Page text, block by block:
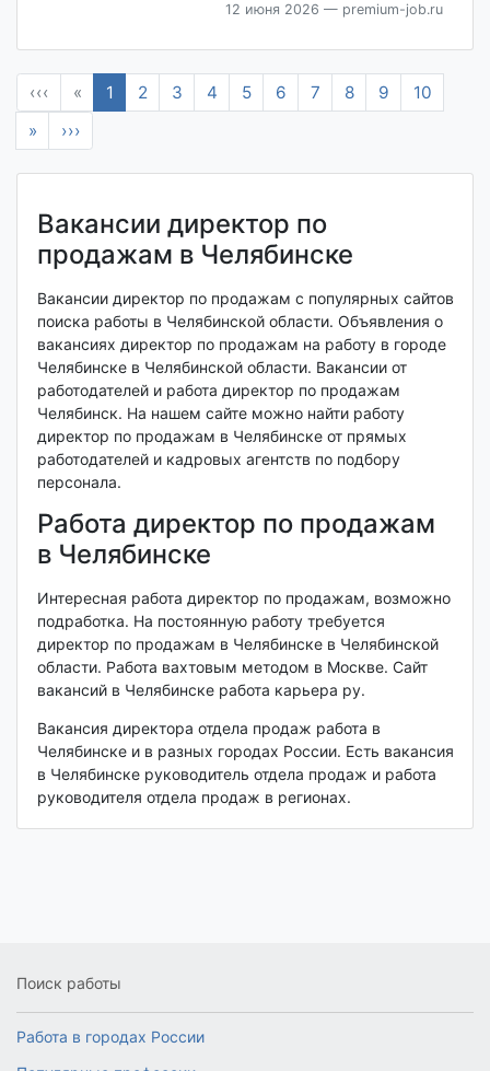
12 июня 2026 — premium-job.ru
‹‹‹ « 1 2 3 4 5 6 7 8 9
10
»
›››
Вакансии директор по
продажам в Челябинске
Вакансии директор по продажам с популярных сайтов
поиска работы в Челябинской области. Объявления о
вакансиях директор по продажам на работу в городе
Челябинске в Челябинской области. Вакансии от
работодателей и работа директор по продажам
Челябинск. На нашем сайте можно найти работу
директор по продажам в Челябинске от прямых
работодателей и кадровых агентств по подбору
персонала.
Работа директор по продажам
в Челябинске
Интересная работа директор по продажам, возможно
подработка. На постоянную работу требуется
директор по продажам в Челябинске в Челябинской
области. Работа вахтовым методом в Москве. Сайт
вакансий в Челябинске работа карьера ру.
Вакансия директора отдела продаж работа в
Челябинске и в разных городах России. Есть вакансия
в Челябинске руководитель отдела продаж и работа
руководителя отдела продаж в регионах.
Поиск работы
Работа в городах России